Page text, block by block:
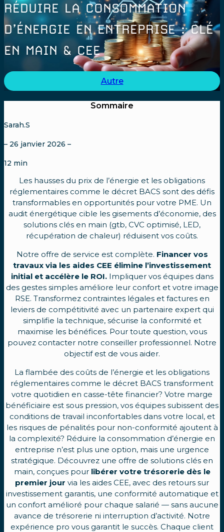
RÉDUIRE LA CONSOMMATION
D’ÉNERGIE EN ENTREPRISE : CLÉ
EN MAIN & CEE
Autre
Sommaire
Sarah.S
– 26 janvier 2026 –
12 min
Les hausses du prix de l’énergie et les obligations
réglementaires comme le décret BACS sont des défis
transformables en opportunités pour votre PME. Un
audit énergétique cible les gisements d’économie, des
solutions clés en main (gtb, CVC optimisé, LED,
récupération de chaleur) réduisent vos coûts.
Notre offre de service est complète. Financer vos
travaux via les aides CEE élimine l’investissement
initial et accélère le ROI.Impliquer vos équipes dans
des gestes simples améliore leur confort et votre image
RSE. Transformez contraintes légales et factures en
leviers de compétitivité avec un partenaire expert qui
simplifie la technique, sécurise la conformité et
maximise les bénéfices. Pour toute question, vous
pouvez contacter notre conseiller professionnel. Notre
objectif est de vous aider.
La flambée des coûts de l’énergie et les obligations
réglementaires comme le décret BACS transforment
votre quotidien en casse-tête financier? Votre marge
bénéficiaire est sous pression, vos équipes subissent des
conditions de travail inconfortables dans votre local, et
les risques de pénalités pour non-conformité ajoutent à
la complexité? Réduire la consommation d’énergie en
entreprise n’est plus une option, mais une urgence
stratégique. Découvrez une offre de solutions clés en
main, conçues pourlibérer votre trésorerie dès le
premier jour via les aides CEE, avec des retours sur
investissement garantis, une conformité automatique et
un confort amélioré pour chaque salarié — sans aucune
avance de trésorerie ni interruption d’activité. Notre
expérience pro vous garantit le succès. Chaque client